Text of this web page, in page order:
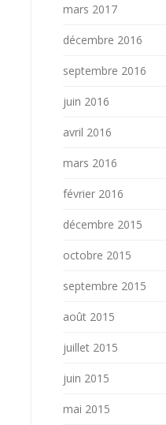
mars 2017
décembre 2016
septembre 2016
juin 2016
avril 2016
mars 2016
février 2016
décembre 2015
octobre 2015
septembre 2015
août 2015
juillet 2015
juin 2015
mai 2015